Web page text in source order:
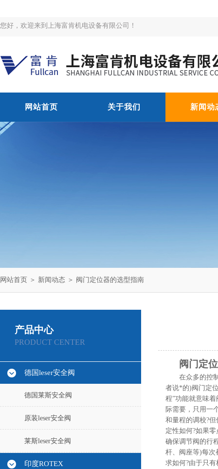
您好，欢迎来到上海富肯机电设备有限公司！
网站首页 关于我们 新闻动
网站首页 ＞ 新闻动态 ＞ 阀门定位器的选型指南
产品中心
PRODUCT CENTER
德国leser安全阀
德国莱斯安全阀
原装leser安全阀
莱斯leser安全阀
印度ROTEX
阀门定
在众多的控
者说*的)阀门定
程”功能就意味
际需要，只用一
和量程的调校?
定性如何?如果
确保调节阀的行
杆、阀座等)每次
求如何?由于只